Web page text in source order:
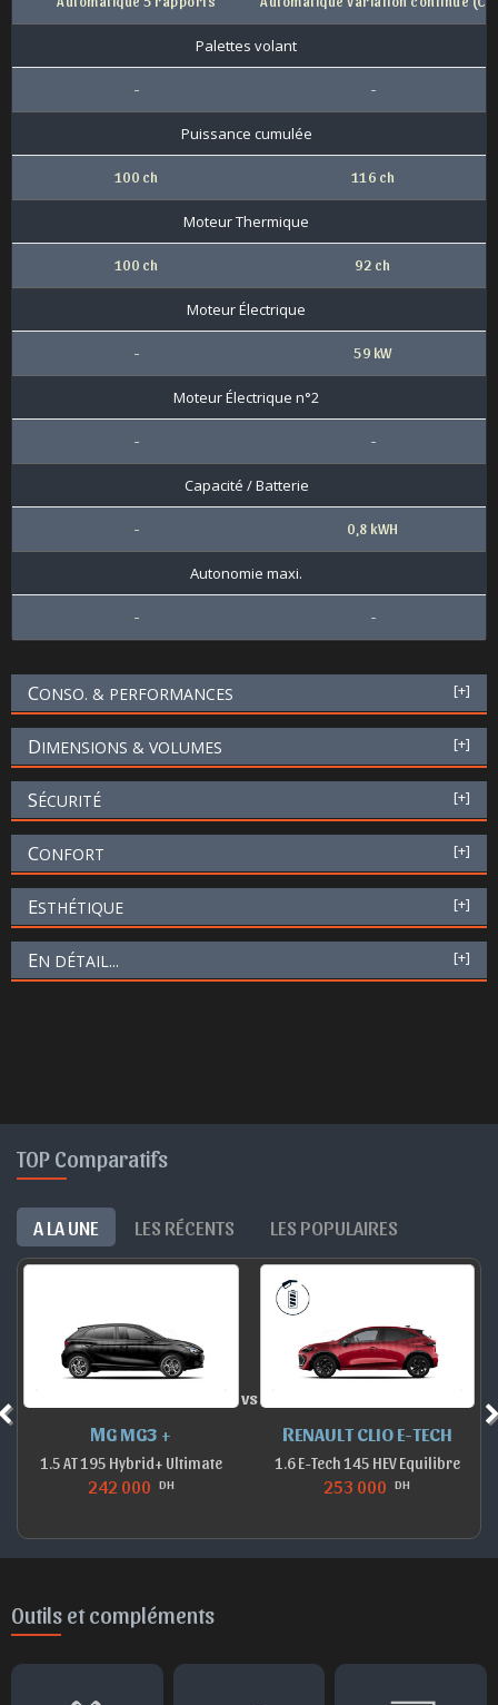
Palettes volant
- -
Puissance cumulée
100 ch 116 ch
Moteur Thermique
100 ch 92 ch
Moteur Électrique
- 59 kW
Moteur Électrique n°2
- -
Capacité / Batterie
- 0,8 kWH
Autonomie maxi.
- -
CONSO. & PERFORMANCES [+]
DIMENSIONS & VOLUMES [+]
SÉCURITÉ [+]
CONFORT [+]
ESTHÉTIQUE [+]
EN DÉTAIL... [+]
TOP Comparatifs
A LA UNE LES RÉCENTS LES POPULAIRES
MG MG3 +
1.5 AT 195 Hybrid+ Ultimate
242 000 DH
vs
RENAULT CLIO E-TECH
1.6 E-Tech 145 HEV Equilibre
253 000 DH
Outils et compléments